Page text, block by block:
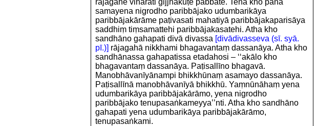
samayena nigrodho paribbājako udumbarikāya
paribbājakārāme paṭivasati mahatiyā paribbājakaparisāya
saddhiṃ tiṃsamattehi paribbājakasatehi. Atha kho
sandhāno gahapati divā divassa [divādivasseva (sī. syā.
pī.)] rājagahā nikkhami bhagavantaṃ dassanāya. Atha kho
sandhānassa gahapatissa etadahosi – ‘‘akālo kho
bhagavantaṃ dassanāya. Paṭisallīno bhagavā.
Manobhāvanīyānampi bhikkhūnaṃ asamayo dassanāya.
Paṭisallīnā manobhāvanīyā bhikkhū. Yaṃnūnāhaṃ yena
udumbarikāya paribbājakārāmo, yena nigrodho
paribbājako tenupasaṅkameyya’’nti. Atha kho sandhāno
gahapati yena udumbarikāya paribbājakārāmo,
tenupasaṅkami.